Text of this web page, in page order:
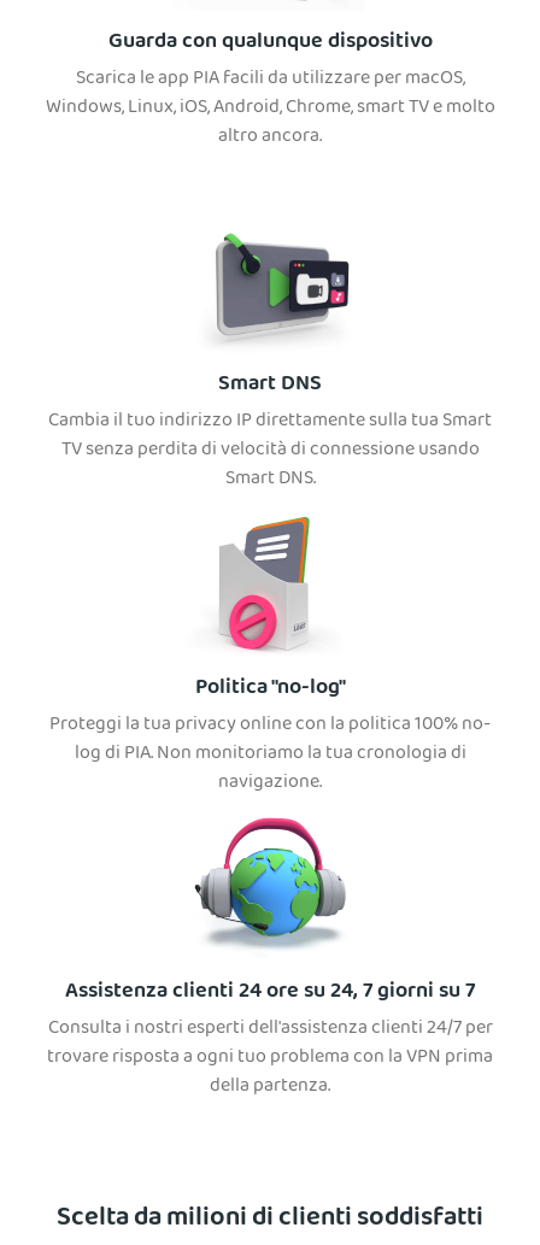
Guarda con qualunque dispositivo
Scarica le app PIA facili da utilizzare per macOS,
Windows, Linux, iOS, Android, Chrome, smart TV e molto
altro ancora.
Smart DNS
Cambia il tuo indirizzo IP direttamente sulla tua Smart
TV senza perdita di velocità di connessione usando
Smart DNS.
Politica "no-log"
Proteggi la tua privacy online con la politica 100% no-
log di PIA. Non monitoriamo la tua cronologia di
navigazione.
Assistenza clienti 24 ore su 24, 7 giorni su 7
Consulta i nostri esperti dell'assistenza clienti 24/7 per
trovare risposta a ogni tuo problema con la VPN prima
della partenza.
Scelta da milioni di clienti soddisfatti